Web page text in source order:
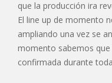
que la producción ira
El line up de momento
ampliando una vez se
momento sabemos
confirmada durante